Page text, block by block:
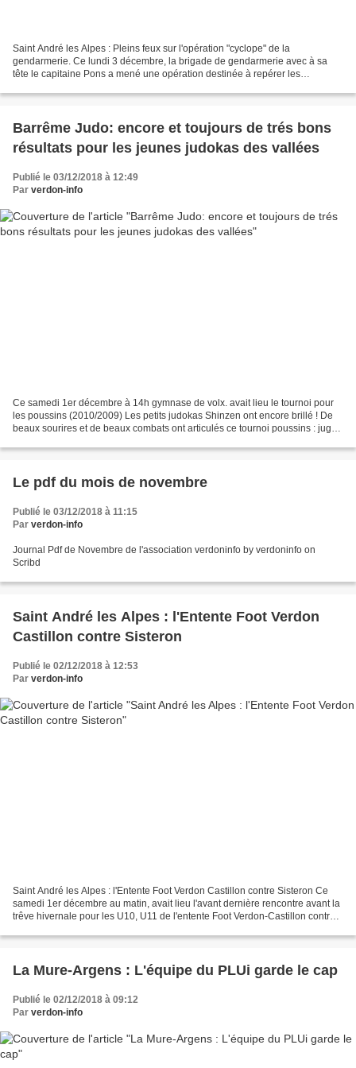
Saint André les Alpes : Pleins feux sur l'opération "cyclope" de la
gendarmerie. Ce lundi 3 décembre, la brigade de gendarmerie avec à sa
tête le capitaine Pons a mené une opération destinée à repérer les
Barrême Judo: encore et toujours de trés bons
résultats pour les jeunes judokas des vallées
Publié le 03/12/2018 à 12:49
Par verdon-info
Ce samedi 1er décembre à 14h gymnase de volx. avait lieu le tournoi pour
les poussins (2010/2009) Les petits judokas Shinzen ont encore brillé ! De
beaux sourires et de beaux combats ont articulés ce tournoi poussins : jugez
Le pdf du mois de novembre
Publié le 03/12/2018 à 11:15
Par verdon-info
Journal Pdf de Novembre de l'association verdoninfo by verdoninfo on
Scribd
Saint André les Alpes : l'Entente Foot Verdon
Castillon contre Sisteron
Publié le 02/12/2018 à 12:53
Par verdon-info
Saint André les Alpes : l'Entente Foot Verdon Castillon contre Sisteron Ce
samedi 1er décembre au matin, avait lieu l'avant dernière rencontre avant la
trêve hivernale pour les U10, U11 de l'entente Foot Verdon-Castillon contre
La Mure-Argens : L'équipe du PLUi garde le cap
Publié le 02/12/2018 à 09:12
Par verdon-info